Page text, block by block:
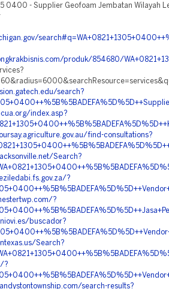
0400 - Supplier Geofoam Jembatan Wilayah
produk/854680/
search?
index.asp?
find-consultations?
Search?
?
?
buscador?
Search?
?
search-results?